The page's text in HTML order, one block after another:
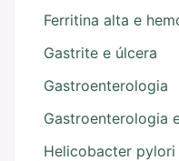
Ferritina alta e
Gastrite e úlcera
Gastroenterologia
Gastroenterologia
Helicobacter pylori